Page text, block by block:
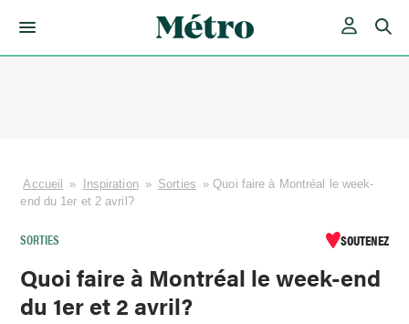
Accueil » Inspiration » Sorties »Quoi faire à Montréal le week-
end du 1er et 2 avril?
SORTIES SOUTENEZ
Quoi faire à Montréal le week-end
du 1er et 2 avril?